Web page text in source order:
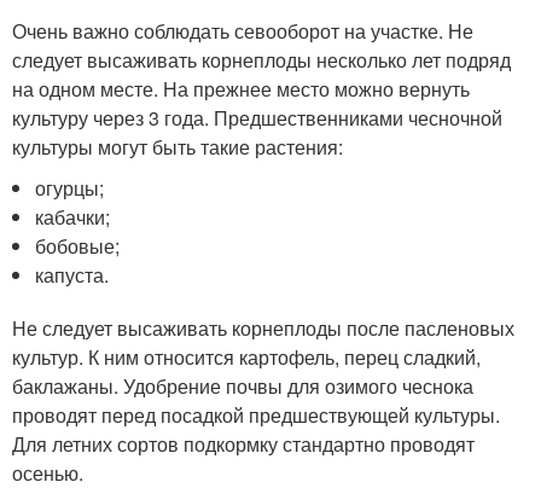
Очень важно соблюдать севооборот на участке. Не
следует высаживать корнеплоды несколько лет подряд
на одном месте. На прежнее место можно вернуть
культуру через 3 года. Предшественниками чесночной
культуры могут быть такие растения:
огурцы;
кабачки;
бобовые;
капуста.
Не следует высаживать корнеплоды после пасленовых
культур. К ним относится картофель, перец сладкий,
баклажаны. Удобрение почвы для озимого чеснока
проводят перед посадкой предшествующей культуры.
Для летних сортов подкормку стандартно проводят
осенью.